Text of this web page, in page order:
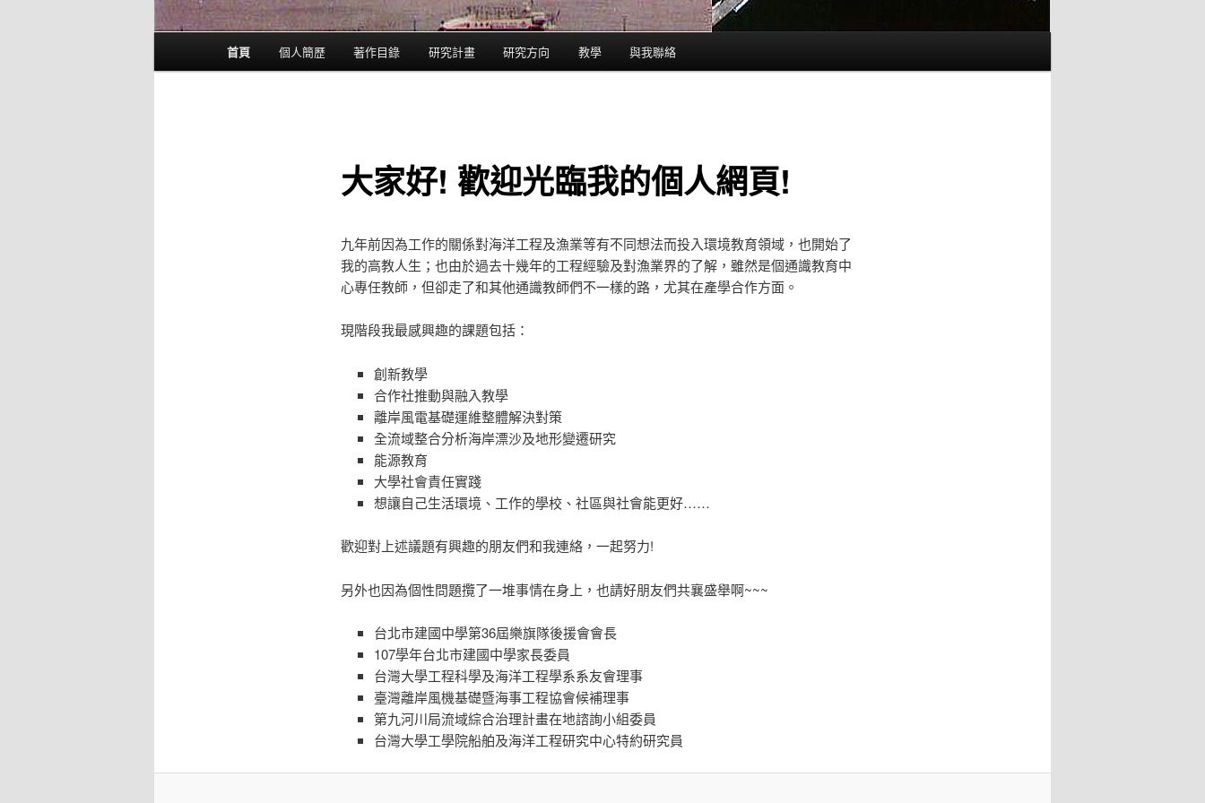
首頁 個人簡歷 著作目錄 研究計畫 研究方向 教學 與我聯絡
大家好! 歡迎光臨我的個人網頁!
九年前因為工作的關係對海洋工程及漁業等有不同想法而投入環境教育領域，也開始了
我的高教人生；也由於過去十幾年的工程經驗及對漁業界的了解，雖然是個通識教育中
心專任教師，但卻走了和其他通識教師們不一樣的路，尤其在產學合作方面。
現階段我最感興趣的課題包括：
創新教學
合作社推動與融入教學
離岸風電基礎運維整體解決對策
全流域整合分析海岸漂沙及地形變遷研究
能源教育
大學社會責任實踐
想讓自己生活環境、工作的學校、社區與社會能更好……
歡迎對上述議題有興趣的朋友們和我連絡，一起努力!
另外也因為個性問題攬了一堆事情在身上，也請好朋友們共襄盛舉啊~~~
台北市建國中學第36屆樂旗隊後援會會長
107學年台北市建國中學家長委員
台灣大學工程科學及海洋工程學系系友會理事
臺灣離岸風機基礎暨海事工程協會候補理事
第九河川局流域綜合治理計畫在地諮詢小組委員
台灣大學工學院船舶及海洋工程研究中心特約研究員